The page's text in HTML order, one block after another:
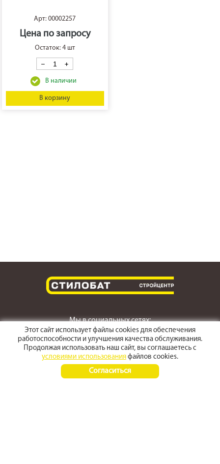
Арт: 00002257
Цена по запросу
Остаток: 4 шт
В корзину
Мы в социальных сетях:
г. Светлоград,
ул. Пушкина 167
Этот сайт использует файлы cookies для обеспечения
работоспособности и улучшения качества обслуживания.
Продолжая использовать наш сайт, вы соглашаетесь с
условиями использования файлов cookies.
Согласиться